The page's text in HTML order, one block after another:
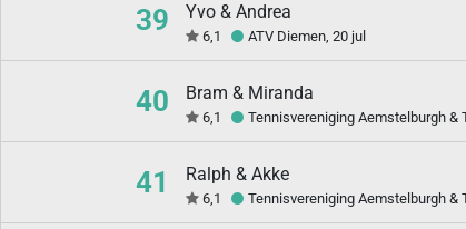
39 Yvo & Andrea
6,1 ATV Diemen, 20 jul
40 Bram & Miranda
6,1 Tennisvereniging Aemstelburgh &
41 Ralph & Akke
6,1 Tennisvereniging Aemstelburgh &